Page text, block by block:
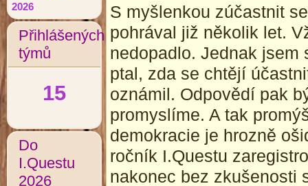
2026
Přihlášených
týmů
15
Do
I.Questu
2026
S myšlenkou zúčastnit
pohrával již několik let.
nedopadlo. Jednak jsem
ptal, zda se chtějí
oznámil. Odpovědí pak
promyslíme. A tak
demokracie je hrozně
ročník I.Questu
nakonec bez zkušenosti